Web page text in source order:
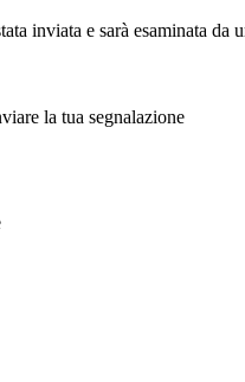
inviata e sarà esaminata da
la tua segnalazione